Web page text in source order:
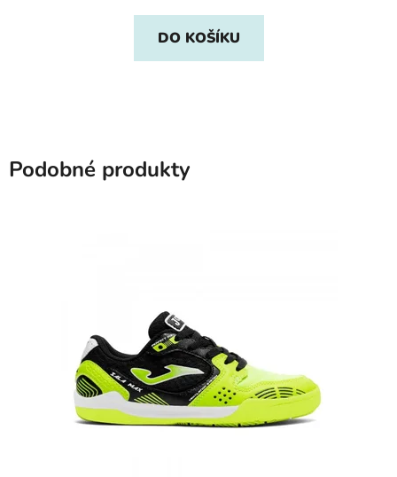
DO KOŠÍKU
Podobné produkty